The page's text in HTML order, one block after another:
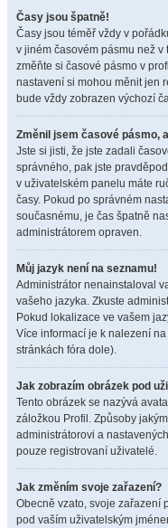
Časy jsou špatně!
Časy jsou téměř vždy v
v jiném časovém pásmu než v
změňte si časové pásmo v
nastavení si mohou měnit jen
bude vždy zobrazen výchozí
Změnil jsem časové pásmo,
Jste si jisti, že jste zadali
správného, pak jste
v uživatelském panelu máte
časy. Pokud po správném
současnému, je čas špatně
administrátorem opraven.
Můj jazyk není na seznamu!
Administrátor nenainstaloval
vašeho jazyka. Zkuste
Pokud lokalizace ve vašem
Více informací je k nalezení
stránkách fóra dole).
Jak zobrazím obrázek pod
Tento obrázek se nazývá
záložkou Profil. Způsoby
administrátorovi a
pouze registrovaní uživatelé.
Jak změním svoje zařazení?
Obecně vzato, svoje zařazení
pod vaším uživatelským